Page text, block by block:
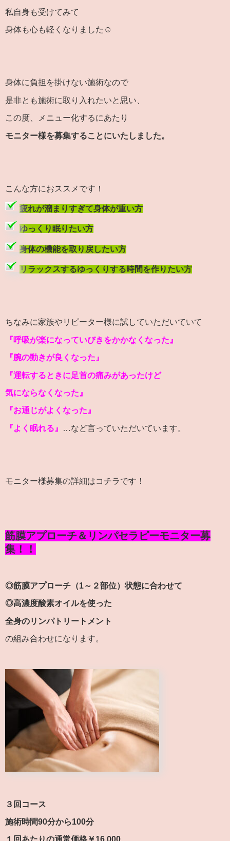
私自身も受けてみて
身体も心も軽くなりました☺
身体に負担を掛けない施術なので
是非とも施術に取り入れたいと思い、
この度、メニュー化するにあたり
モニター様を募集することにいたしました。
こんな方におススメです！
疲れが溜まりすぎて身体が重い方
ゆっくり眠りたい方
身体の機能を取り戻したい方
リラックスするゆっくりする時間を作りたい方
ちなみに家族やリピーター様に試していただいていて
『呼吸が楽になっていびきをかかなくなった』
『腕の動きが良くなった』
『運転するときに足首の痛みがあったけど
気にならなくなった』
『お通じがよくなった』
『よく眠れる』 …など言っていただいています。
モニター様募集の詳細はコチラです！
筋膜アプローチ＆リンパセラピーモニター募
集！！
◎筋膜アプローチ（1～２部位）状態に合わせて
◎高濃度酸素オイルを使った
全身のリンパトリートメント
の組み合わせになります。
３回コース
施術時間90分から100分